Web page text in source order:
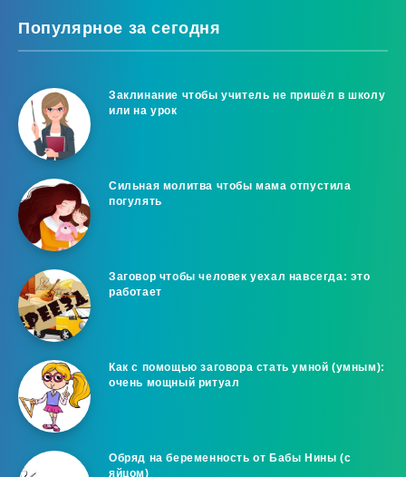
Популярное за сегодня
Заклинание чтобы учитель не пришёл в школу
или на урок
Сильная молитва чтобы мама отпустила
погулять
Заговор чтобы человек уехал навсегда: это
работает
Как с помощью заговора стать умной (умным):
очень мощный ритуал
Обряд на беременность от Бабы Нины (с
яйцом)